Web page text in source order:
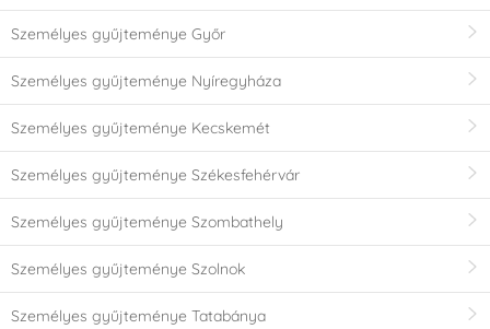
Személyes gyűjteménye Győr
Személyes gyűjteménye Nyíregyháza
Személyes gyűjteménye Kecskemét
Személyes gyűjteménye Székesfehérvár
Személyes gyűjteménye Szombathely
Személyes gyűjteménye Szolnok
Személyes gyűjteménye Tatabánya